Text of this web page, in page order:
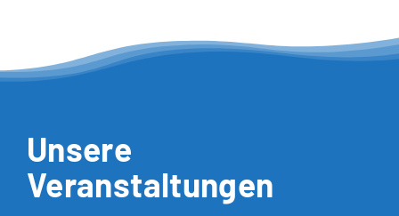
Unsere
Veranstaltungen